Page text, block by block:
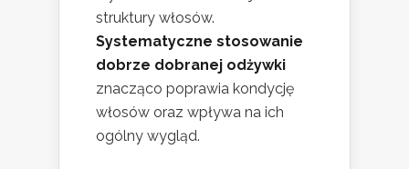
struktury włosów.
Systematyczne stosowanie
dobrze dobranej odżywki
znacząco poprawia kondycję
włosów oraz wpływa na ich
ogólny wygląd.